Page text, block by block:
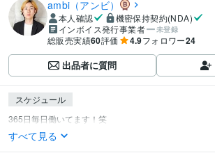
ambi（アンビ）
本人確認
機密保持契約(NDA)
インボイス発行事業者
未登録
総販売実績60評価 4.9フォロワー24
出品者に質問
スケジュール
すべて見る